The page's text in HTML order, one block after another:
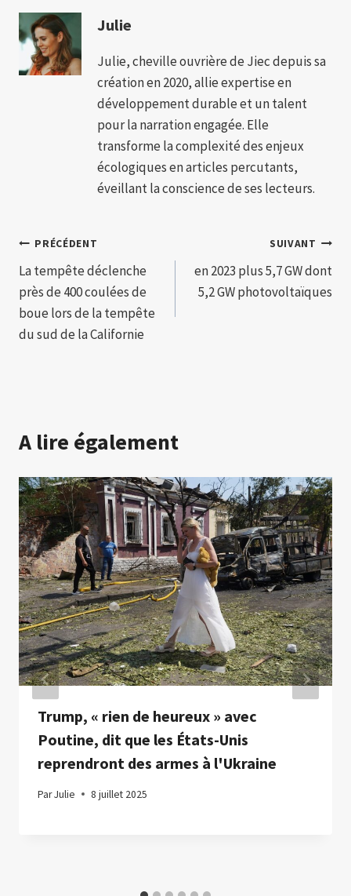
Julie
Julie, cheville ouvrière de Jiec depuis sa
création en 2020, allie expertise en
développement durable et un talent
pour la narration engagée. Elle
transforme la complexité des enjeux
écologiques en articles percutants,
éveillant la conscience de ses lecteurs.
Navigation
de
l’article
PRÉCÉDENT
La tempête déclenche
près de 400 coulées de
boue lors de la tempête
du sud de la Californie
SUIVANT
en 2023 plus 5,7 GW dont
5,2 GW photovoltaïques
A lire également
Trump, « rien de heureux » avec
Poutine, dit que les États-Unis
reprendront des armes à l'Ukraine
ParJulie 8 juillet 2025